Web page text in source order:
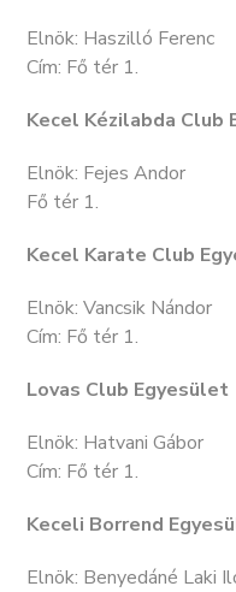
Elnök: Haszilló Ferenc
Cím: Fő tér 1.
Kecel Kézilabda Club
Elnök: Fejes Andor
Fő tér 1.
Kecel Karate Club
Elnök: Vancsik Nándor
Cím: Fő tér 1.
Lovas Club Egyesület
Elnök: Hatvani Gábor
Cím: Fő tér 1.
Keceli Borrend
Elnök: Benyedáné Laki